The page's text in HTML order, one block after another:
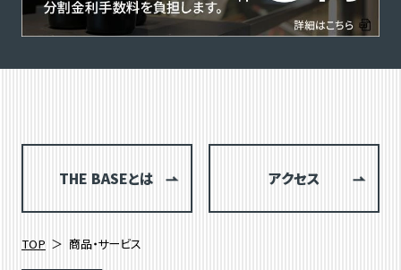
THE BASEとは アクセス
TOP 商品・サービス